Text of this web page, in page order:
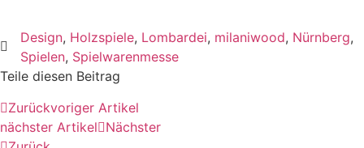
Design, Holzspiele, Lombardei, milaniwood, Nürnberg,
Spielen, Spielwarenmesse
Teile diesen Beitrag
Zurückvoriger Artikel
nächster Artikel Nächster